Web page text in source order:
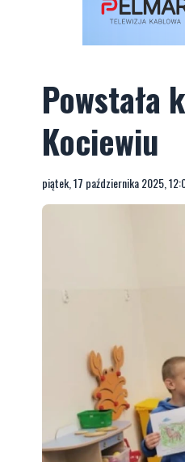
Powstała
Kociewiu
piątek, 17 października 2025,